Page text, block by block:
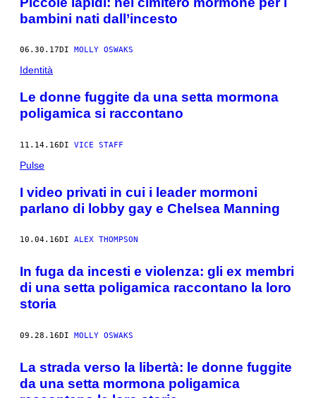
bambini nati dall’incesto
06.30.17DI MOLLY OSWAKS
Identità
Le donne fuggite da una setta mormona
poligamica si raccontano
11.14.16DI VICE STAFF
Pulse
I video privati in cui i leader mormoni
parlano di lobby gay e Chelsea Manning
10.04.16DI ALEX THOMPSON
In fuga da incesti e violenza: gli ex membri
di una setta poligamica raccontano la loro
storia
09.28.16DI MOLLY OSWAKS
La strada verso la libertà: le donne fuggite
da una setta mormona poligamica